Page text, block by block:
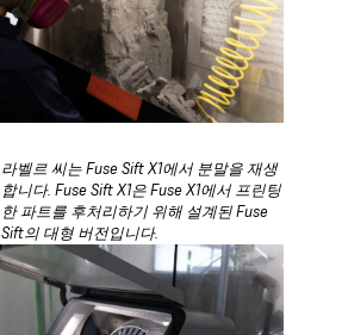
라벨르 씨는 Fuse Sift X1에서 분말을 재생
합니다. Fuse Sift X1은 Fuse X1에서 프린팅
한 파트를 후처리하기 위해 설계된 Fuse
Sift의 대형 버전입니다.